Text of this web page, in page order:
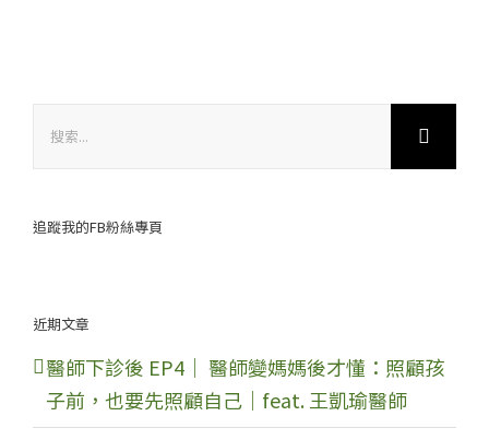
果：
追蹤我的FB粉絲專頁
近期文章
醫師下診後 EP4｜ 醫師變媽媽後才懂：照顧孩
子前，也要先照顧自己｜feat. 王凱瑜醫師